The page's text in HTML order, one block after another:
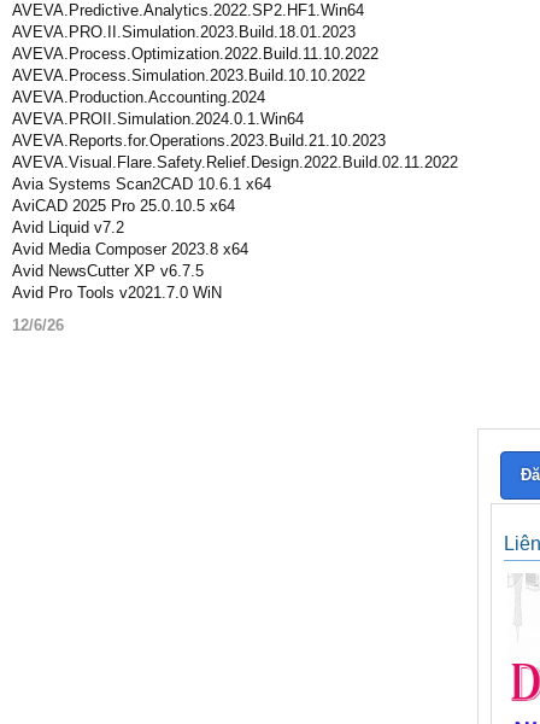
AVEVA.Predictive.Analytics.2022.SP2.HF1.Win64
AVEVA.PRO.II.Simulation.2023.Build.18.01.2023
AVEVA.Process.Optimization.2022.Build.11.10.2022
AVEVA.Process.Simulation.2023.Build.10.10.2022
AVEVA.Production.Accounting.2024
AVEVA.PROII.Simulation.2024.0.1.Win64
AVEVA.Reports.for.Operations.2023.Build.21.10.2023
AVEVA.Visual.Flare.Safety.Relief.Design.2022.Build.02.11.2022
Avia Systems Scan2CAD 10.6.1 x64
AviCAD 2025 Pro 25.0.10.5 x64
Avid Liquid v7.2
Avid Media Composer 2023.8 x64
Avid NewsCutter XP v6.7.5
Avid Pro Tools v2021.7.0 WiN
12/6/26